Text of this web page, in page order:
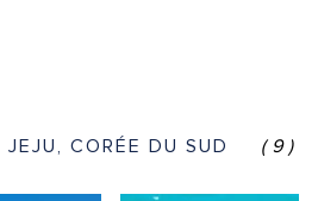
CORÉE DU SUD (9)